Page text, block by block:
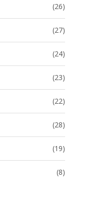
(26)
(27)
(24)
(23)
(22)
(28)
(19)
(8)